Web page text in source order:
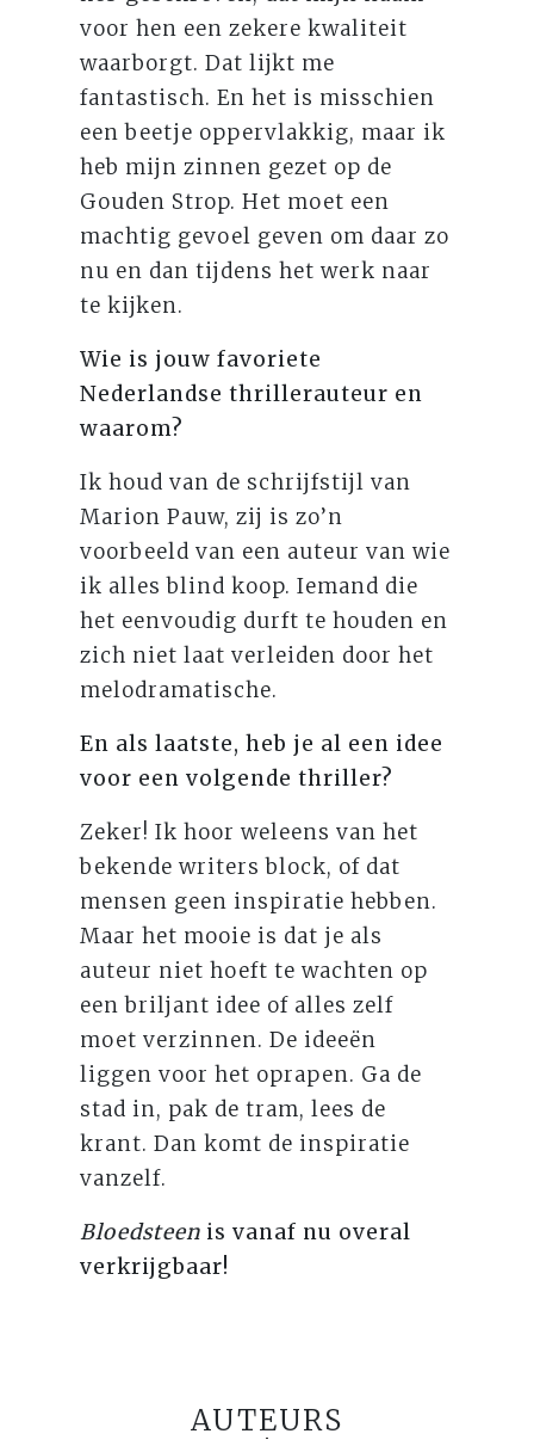
voor hen een zekere kwaliteit
waarborgt. Dat lijkt me
fantastisch. En het is misschien
een beetje oppervlakkig, maar ik
heb mijn zinnen gezet op de
Gouden Strop. Het moet een
machtig gevoel geven om daar zo
nu en dan tijdens het werk naar
te kijken.
Wie is jouw favoriete
Nederlandse thrillerauteur en
waarom?
Ik houd van de schrijfstijl van
Marion Pauw, zij is zo’n
voorbeeld van een auteur van wie
ik alles blind koop. Iemand die
het eenvoudig durft te houden en
zich niet laat verleiden door het
melodramatische.
En als laatste, heb je al een idee
voor een volgende thriller?
Zeker! Ik hoor weleens van het
bekende writers block, of dat
mensen geen inspiratie hebben.
Maar het mooie is dat je als
auteur niet hoeft te wachten op
een briljant idee of alles zelf
moet verzinnen. De ideeën
liggen voor het oprapen. Ga de
stad in, pak de tram, lees de
krant. Dan komt de inspiratie
vanzelf.
Bloedsteen is vanaf nu overal
verkrijgbaar!
AUTEURS